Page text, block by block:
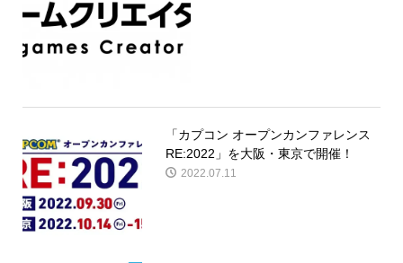
「カプコン オープンカンファレンス
RE:2022」を大阪・東京で開催！
2022.07.11